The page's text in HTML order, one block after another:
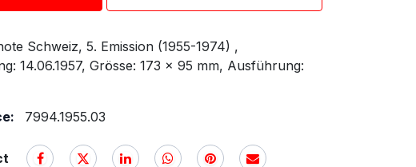
Schweiz, 5. Emission (1955-1974) ,
14.06.1957, Grösse: 173 x 95 mm, Ausführung:
7994.1955.03